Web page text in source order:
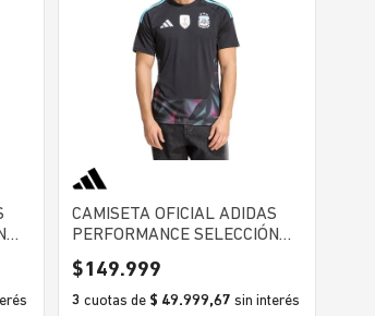
CAMISETA OFICIAL ADIDAS
PERFORMANCE SELECCIÓN
ARGENTINA AFA HOMBRE
$149.999
3 cuotas de $ 49.999,67 sin interés